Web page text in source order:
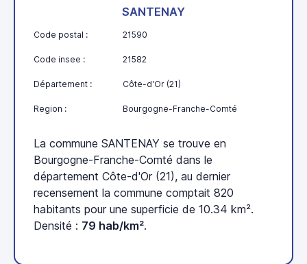
SANTENAY
Code postal : 21590
Code insee : 21582
Département : Côte-d'Or (21)
Region : Bourgogne-Franche-Comté
La commune SANTENAY se trouve en
Bourgogne-Franche-Comté dans le
département Côte-d'Or (21), au dernier
recensement la commune comptait 820
habitants pour une superficie de 10.34 km².
Densité : 79 hab/km².